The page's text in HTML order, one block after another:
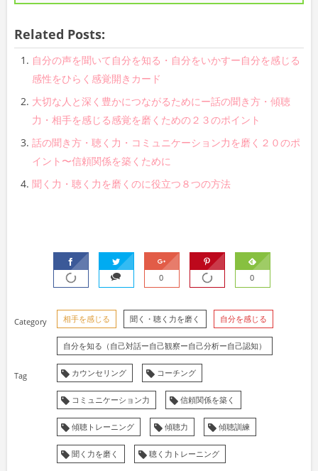
Related Posts:
自分の声を聞いて自分を知る・自分をいかすー自分を感じる
感性をひらく感覚開きカード
大切な人と深く豊かにつながるためにー話の聞き方・傾聴
力・相手を感じる感覚を磨くための２３のポイント
話の聞き方・聴く力・コミュニケーション力を磨く２０のポ
イント〜信頼関係を築くために
聞く力・聴く力を磨くのに役立つ８つの方法
0 0
相手を感じる 聞く・聴く力を磨く 自分を感じる
自分を知る（自己対話ー自己観察ー自己分析ー自己認知）
カウンセリング コーチング
コミュニケーション力 信頼関係を築く
傾聴トレーニング 傾聴力 傾聴訓練
聞く力を磨く 聴く力トレーニング